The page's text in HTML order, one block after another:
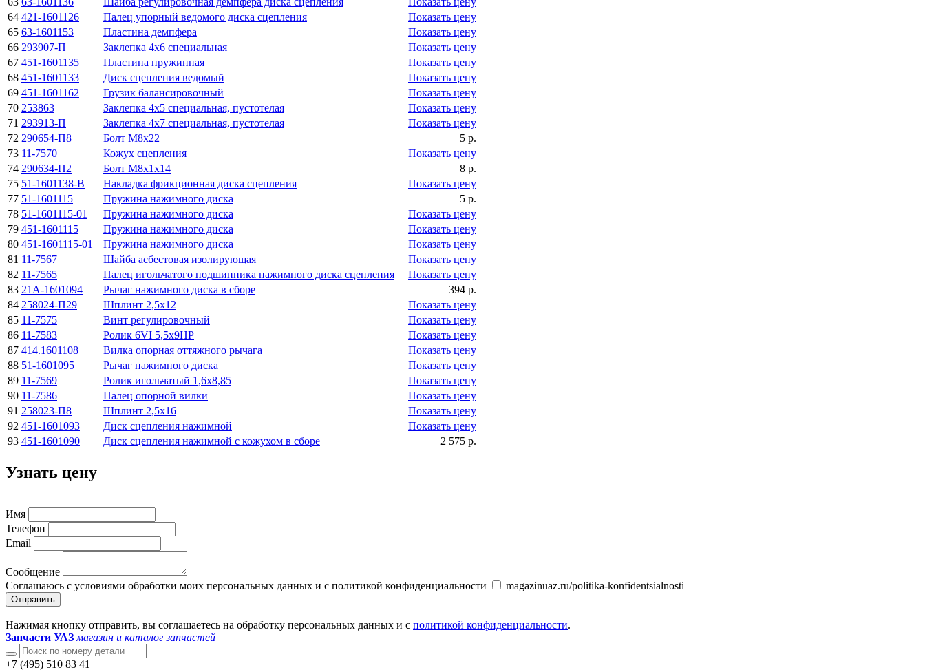
64 421-1601126 Палец упорный ведомого диска сцепления
Показать цену
65 63-1601153 Пластина демпфера
Показать цену
66 293907-П Заклепка 4х6 специальная
Показать цену
67 451-1601135 Пластина пружинная
Показать цену
68 451-1601133 Диск сцепления ведомый
Показать цену
69 451-1601162 Грузик балансировочный
Показать цену
70 253863 Заклепка 4х5 специальная, пустотелая
Показать цену
71 293913-П Заклепка 4х7 специальная, пустотелая
Показать цену
72 290654-П8 Болт М8х22
5 р.
73 11-7570 Кожух сцепления
Показать цену
74 290634-П2 Болт М8х1х14
8 р.
75 51-1601138-В Накладка фрикционная диска сцепления
Показать цену
77 51-1601115 Пружина нажимного диска
5 р.
78 51-1601115-01 Пружина нажимного диска
Показать цену
79 451-1601115 Пружина нажимного диска
Показать цену
80 451-1601115-01 Пружина нажимного диска
Показать цену
81 11-7567 Шайба асбестовая изолирующая
Показать цену
82 11-7565 Палец игольчатого подшипника нажимного диска сцепления
Показать цену
83 21А-1601094 Рычаг нажимного диска в сборе
394 р.
84 258024-П29 Шплинт 2,5х12
Показать цену
85 11-7575 Винт регулировочный
Показать цену
86 11-7583 Ролик 6VI 5,5х9НР
Показать цену
87 414.1601108 Вилка опорная оттяжного рычага
Показать цену
88 51-1601095 Рычаг нажимного диска
Показать цену
89 11-7569 Ролик игольчатый 1,6х8,85
Показать цену
90 11-7586 Палец опорной вилки
Показать цену
91 258023-П8 Шплинт 2,5х16
Показать цену
92 451-1601093 Диск сцепления нажимной
Показать цену
93 451-1601090 Диск сцепления нажимной с кожухом в сборе 2 575 р.
Узнать цену
Имя
Телефон
Email
Сообщение
Соглашаюсь с условиями обработки моих персональных данных и с политикой конфиденциальности
magazinuaz.ru/politika-konfidentsialnosti
Отправить
Нажимая кнопку отправить, вы соглашаетесь на обработку персональных данных и с политикой конфиденциальности.
Запчасти УАЗ магазин и каталог запчастей
+7 (495) 510 83 41